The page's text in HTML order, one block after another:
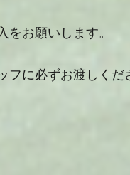
お願いします。
に必ずお渡しくだ